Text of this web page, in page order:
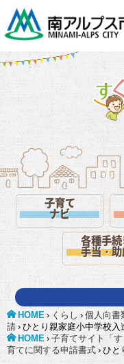
子育て
ナビ
各種手
手当・
HOME › くらし › 個人向書
請 › ひとり親家庭小中学校入
HOME › 子育てサイト「す
育てに関する申請書式 › ひと